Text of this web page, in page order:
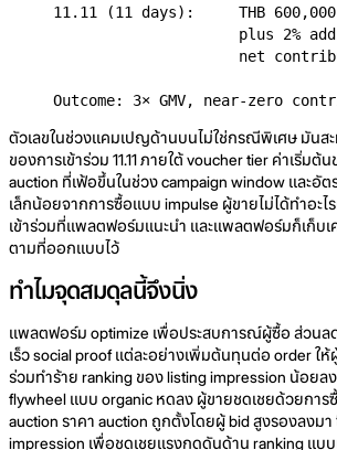
11.11 (11 days):     THB 600,000
plus 2%
net
Outcome: 3× GMV, near-zero
ตัวเลขในช่วงแคมเปญด้านบนไม่ใช่กรณีพิเศษ มันสะ
ของการเข้าร่วม 11.11 ภายใต้ voucher tier ค่าเริ่มต้
auction ที่เฟ้อขึ้นในช่วง campaign window และอั
เล็กน้อยจากการซื้อแบบ impulse ผู้ขายไม่ได้ทำอะ
เข้าร่วมที่แพลตฟอร์มแนะนำ และแพลตฟอร์มก็เก็บเ
ตามที่ออกแบบไว้
ทำไมจุดสมดุลนี้จึงนิ่ง
แพลตฟอร์ม optimize เพื่อประสบการณ์ผู้ซื้อ ส่วนล
เร็ว social proof แต่ละอย่างเพิ่มต้นทุนต่อ order ให้
ร่วมทำร้าย ranking ของ listing impression น้อยล
flywheel แบบ organic หดลง ผู้ขายชดเชยด้วยการ
auction ราคา auction ถูกตั้งโดยผู้ bid สูงรองลงมา
impression เพื่อชดเชยแรงกดดันด้าน ranking แบ